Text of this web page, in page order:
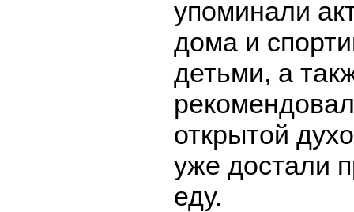
упоминали
дома и
детьми, а
открытой
уже достали
еду.